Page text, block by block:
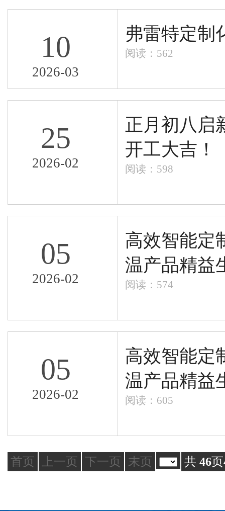
10
2026-03
弗雷特定制
阅读：562
25
2026-02
正月初八启
开工大吉！
阅读：598
05
2026-02
高效智能定
温产品精益
阅读：574
05
2026-02
高效智能定
温产品精益
阅读：605
首页 上一页 下一页 末页 共46页